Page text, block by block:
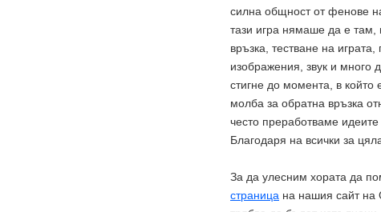
силна общност от фенове
тази игра нямаше да е там,
връзка, тестване на
изображения, звук и много
стигне до момента, в
молба за обратна връзка
често преработваме
Благодаря на всички за
За да улесним хората да
страница на нашия сайт на